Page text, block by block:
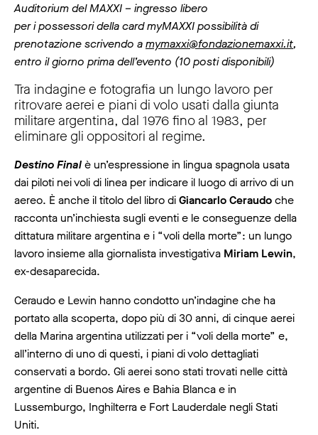
Auditorium del MAXXI – ingresso libero
per i possessori della card myMAXXI possibilità di
prenotazione scrivendo amymaxxi@fondazionemaxxi.it,
entro il giorno prima dell’evento (10 posti disponibili)
Tra indagine e fotografia un lungo lavoro per
ritrovare aerei e piani di volo usati dalla giunta
militare argentina, dal 1976 fino al 1983, per
eliminare gli oppositori al regime.
Destino Finalè un’espressione in lingua spagnola usata
dai piloti nei voli di linea per indicare il luogo di arrivo di un
aereo. È anche il titolo del libro diGiancarlo Ceraudoche
racconta un’inchiesta sugli eventi e le conseguenze della
dittatura militare argentina e i “voli della morte”: un lungo
lavoro insieme alla giornalista investigativa Miriam Lewin,
ex-desaparecida.
Ceraudo e Lewin hanno condotto un’indagine che ha
portato alla scoperta, dopo più di 30 anni, di cinque aerei
della Marina argentina utilizzati per i “voli della morte” e,
all’interno di uno di questi, i piani di volo dettagliati
conservati a bordo. Gli aerei sono stati trovati nelle città
argentine di Buenos Aires e Bahia Blanca e in
Lussemburgo, Inghilterra e Fort Lauderdale negli Stati
Uniti.